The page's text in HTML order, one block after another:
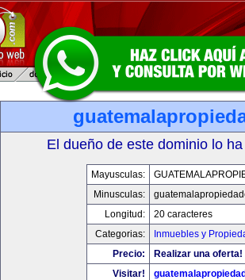
El dueño de este dominio lo
Mayusculas:
Minusculas:
Longitud:
20 caracteres
Categorias:
Inmuebles y
Precio:
Realizar una oferta!
Visitar!